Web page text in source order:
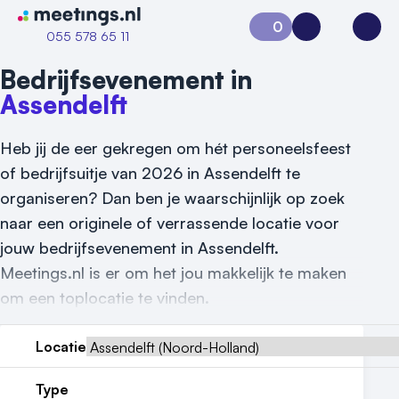
Naar home van Meetings
055 578 65 11
Vraag locatie aan
0
Aanvraag 0Inloggen
Bedrijfsevenement in
Assendelft
Heb jij de eer gekregen om hét personeelsfeest
of bedrijfsuitje van 2026 in Assendelft te
organiseren? Dan ben je waarschijnlijk op zoek
naar een originele of verrassende locatie voor
jouw bedrijfsevenement in Assendelft.
Meetings.nl is er om het jou makkelijk te maken
om een toplocatie te vinden.
Locatie
Type